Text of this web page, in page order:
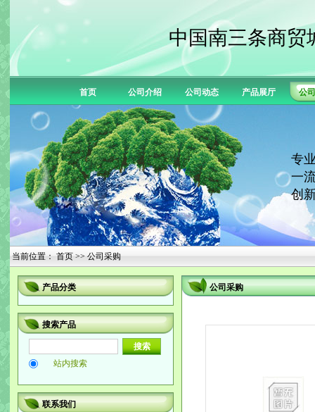
中国南三条商贸
首页 公司介绍 公司动态 产品展厅 公
专
一
创
当前位置： 首页 >> 公司采购
产品分类
搜索产品
站内搜索
联系我们
公司采购